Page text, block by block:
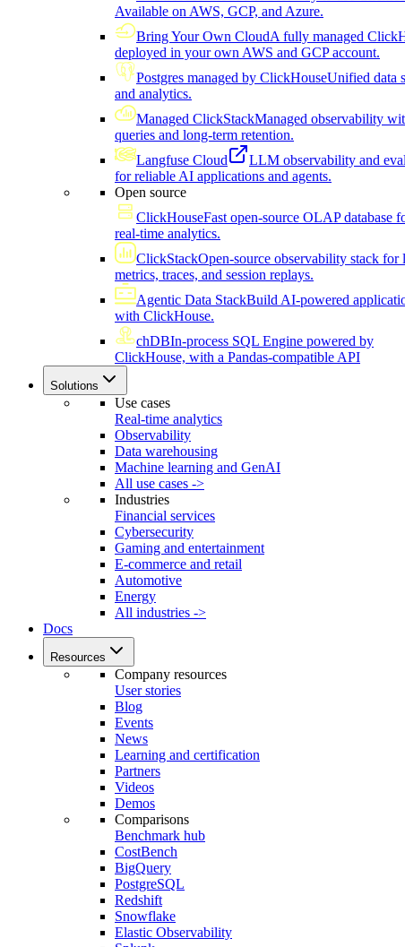
Available on AWS, GCP, and Azure.
Bring Your Own CloudA fully managed
deployed in your own AWS and GCP account.
Postgres managed by ClickHouseUnified data
and analytics.
Managed ClickStackManaged observability
queries and long-term retention.
Langfuse Cloud
LLM observability and
for reliable AI applications and agents.
Open source
ClickHouseFast open-source OLAP database
real-time analytics.
ClickStackOpen-source observability stack for
metrics, traces, and session replays.
Agentic Data StackBuild AI-powered
with ClickHouse.
chDBIn-process SQL Engine powered by
ClickHouse, with a Pandas-compatible API
Solutions
Use cases
Real-time analytics
Observability
Data warehousing
Machine learning and GenAI
All use cases ->
Industries
Financial services
Cybersecurity
Gaming and entertainment
E-commerce and retail
Automotive
Energy
All industries ->
Docs
Resources
Company resources
User stories
Blog
Events
News
Learning and certification
Partners
Videos
Demos
Comparisons
Benchmark hub
CostBench
BigQuery
PostgreSQL
Redshift
Snowflake
Elastic Observability